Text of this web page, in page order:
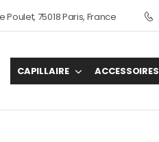
Poulet, 75018 Paris, France
CAPILLAIRE ACCESSOIRES